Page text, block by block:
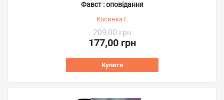
Фавст : оповідання
Косинка Г.
209,00 грн
177,00 грн
Купити